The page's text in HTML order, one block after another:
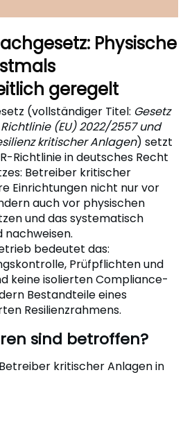
Physische
geregelt
(vollständiger Titel: Gesetz
(EU) 2022/2557 und
kritischer Anlagen) setzt
Richtlinie in deutsches Recht
Betreiber kritischer
Einrichtungen nicht nur vor
auch vor physischen
und das systematisch
bedeutet das:
Prüfpflichten und
keine isolierten Compliance-
Bestandteile eines
Resilienzrahmens.
sind betroffen?
kritischer Anlagen in